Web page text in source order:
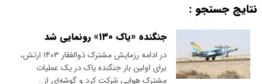
نتایج جستجو :
جنگنده «یاک ۱۳۰» رونمایی شد
در ادامه رزمایش مشترک ذوالفقار ۱۴۰۳ ارتش،
برای اولین بار جنگنده یاک در یک عملیات
مشترک هوایی شرکت کرد و گوشه‌ای از…